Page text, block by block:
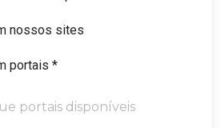
nossos sites
portais *
portais disponíveis